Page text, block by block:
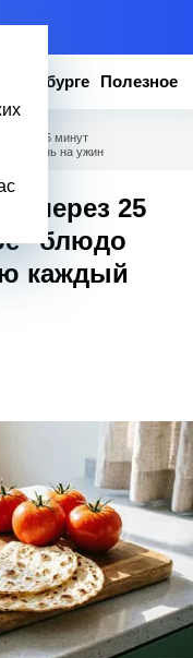
Полезное
25 минут
день на ужин
– через 25
блюдо
каждый